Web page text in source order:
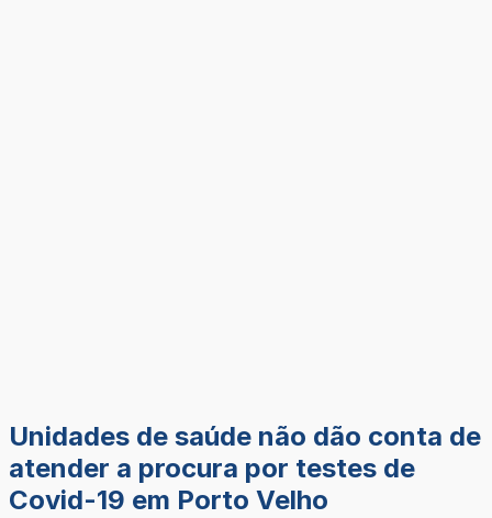
Unidades de saúde não dão conta de
atender a procura por testes de
Covid-19 em Porto Velho